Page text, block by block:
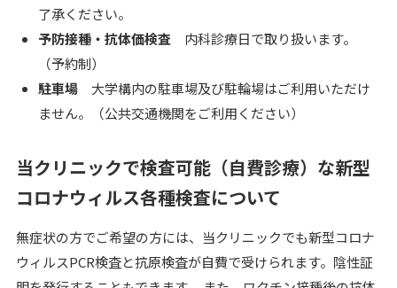
了承ください。
予防接種・抗体価検査内科診療日で取り扱います。
（予約制）
駐車場大学構内の駐車場及び駐輪場はご利用いただけ
ません。（公共交通機関をご利用ください）
当クリニックで検査可能（自費診療）な新型
コロナウィルス各種検査について
無症状の方でご希望の方には、当クリニックでも新型コロナ
ウィルスPCR検査と抗原検査が自費で受けられます。陰性証